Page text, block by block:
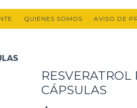
QUIENES SOMOS AVISO DE
CÁPSULAS